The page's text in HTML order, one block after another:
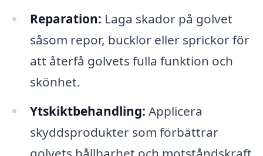
Reparation: Laga skador på golvet
såsom repor, bucklor eller sprickor för
att återfå golvets fulla funktion och
skönhet.
Ytskiktbehandling: Applicera
skyddsprodukter som förbättrar